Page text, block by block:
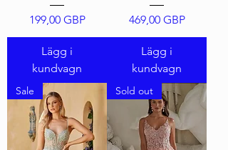
Pris
199,00 GBP
Lägg i
kundvagn
Pris
469,00 GBP
Lägg i
kundvagn
Sale Sold out